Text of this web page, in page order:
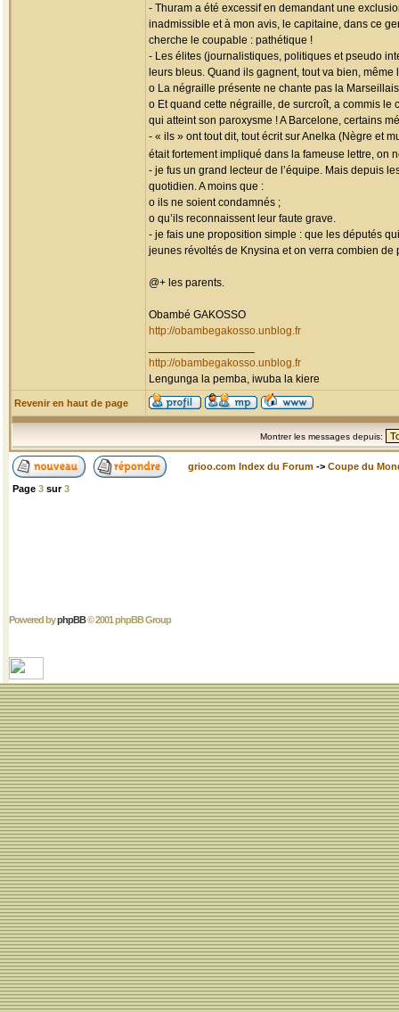
- Thuram a été excessif en demandant une
inadmissible et à mon avis, le capitaine, dans ce
cherche le coupable : pathétique !
- Les élites (journalistiques, politiques et pseudo
leurs bleus. Quand ils gagnent, tout va bien,
o La négraille présente ne chante pas la
o Et quand cette négraille, de surcroît, a commis le
qui atteint son paroxysme ! A Barcelone, certains
- « ils » ont tout dit, tout écrit sur Anelka (Nègre et
était fortement impliqué dans la fameuse lettre,
- je fus un grand lecteur de l’équipe. Mais depuis
quotidien. A moins que :
o ils ne soient condamnés ;
o qu’ils reconnaissent leur faute grave.
- je fais une proposition simple : que les députés
jeunes révoltés de Knysina et on verra combien
@+ les parents.
Obambé GAKOSSO
http://obambegakosso.unblog.fr
http://obambegakosso.unblog.fr
Lengunga la pemba, iwuba la kiere
Revenir en haut de page
Montrer les messages depuis:
grioo.com Index du Forum -> Coupe du
Page 3 sur3
Powered byphpBB© 2001 phpBB Group